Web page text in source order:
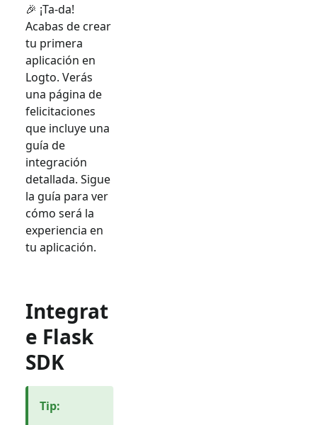
🎉 ¡Ta-da!
Acabas de crear
tu primera
aplicación en
Logto. Verás
una página de
felicitaciones
que incluye una
guía de
integración
detallada. Sigue
la guía para ver
cómo será la
experiencia en
tu aplicación.
Integrat
e Flask
SDK
Tip: